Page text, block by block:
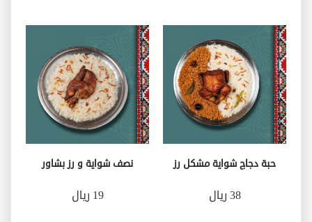
حبة دجاج شواية مشكل رز
38 ريال
نصف شواية و رز بشاور
19 ريال